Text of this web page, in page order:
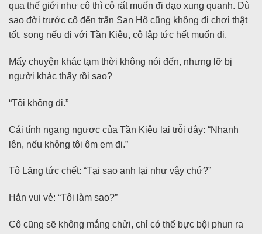
qua thế giới như cô thì cô rất muốn đi dạo xung quanh. Dù
sao đời trước cô đến trấn San Hô cũng không đi chơi thật
tốt, song nếu đi với Tần Kiêu, cô lập tức hết muốn đi.
Mấy chuyện khác tạm thời không nói đến, nhưng lỡ bị
người khác thấy rồi sao?
“Tôi không đi.”
Cái tính ngang ngược của Tần Kiêu lại trỗi dậy: “Nhanh
lên, nếu không tôi ôm em đi.”
Tô Lăng tức chết: “Tại sao anh lại như vậy chứ?”
Hắn vui vẻ: “Tôi làm sao?”
Cô cũng sẽ không mắng chửi, chỉ có thể bực bội phun ra